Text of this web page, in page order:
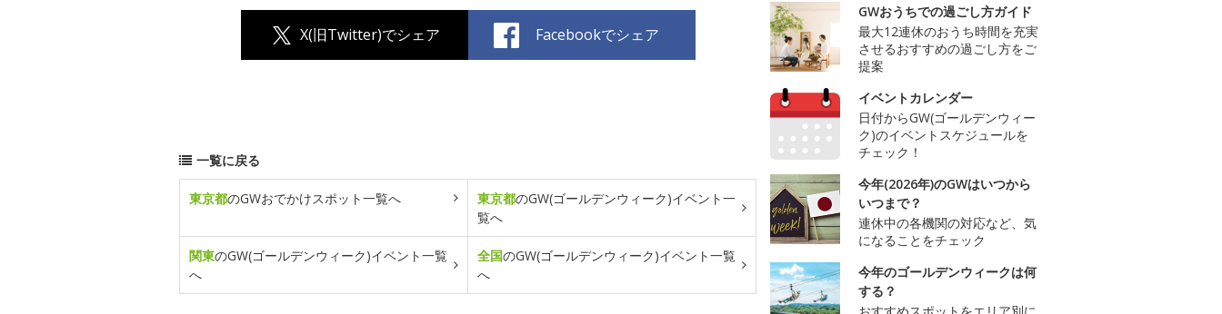
X(旧Twitter)でシェア Facebookでシェア
一覧に戻る
東京都のGWおでかけスポット一覧へ 東京都のGW(ゴールデンウィーク)イベント一
覧へ
関東のGW(ゴールデンウィーク)イベント一覧
へ
全国のGW(ゴールデンウィーク)イベント一覧
へ
GWおうちでの過ごし方ガイド
最大12連休のおうち時間を充実
させるおすすめの過ごし方をご
提案
イベントカレンダー
日付からGW(ゴールデンウィー
ク)のイベントスケジュールを
チェック！
今年(2026年)のGWはいつから
いつまで？
連休中の各機関の対応など、気
になることをチェック
今年のゴールデンウィークは何
する？